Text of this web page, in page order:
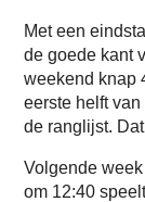
Met een
de goede kant
weekend knap
eerste helft
de ranglijst.
Volgende
om 12:40